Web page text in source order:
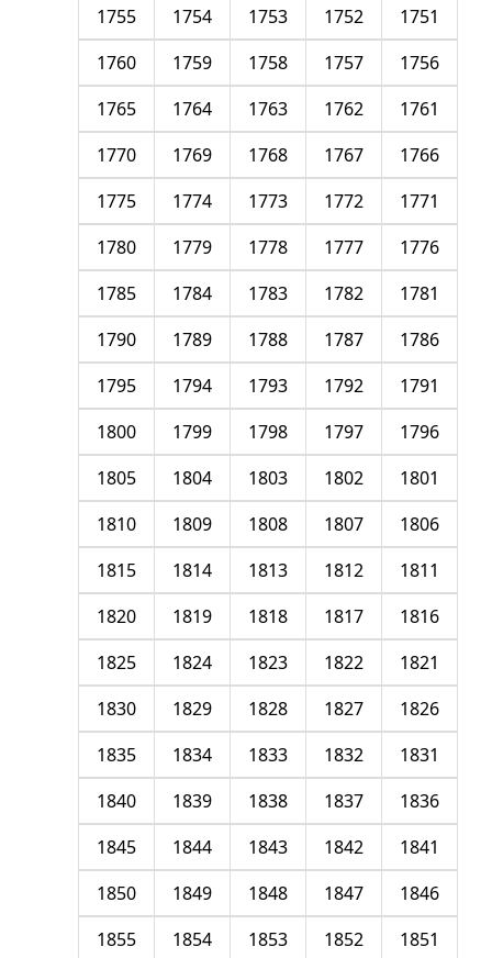
1751
1752
1753
1754
1755
1756
1757
1758
1759
1760
1761
1762
1763
1764
1765
1766
1767
1768
1769
1770
1771
1772
1773
1774
1775
1776
1777
1778
1779
1780
1781
1782
1783
1784
1785
1786
1787
1788
1789
1790
1791
1792
1793
1794
1795
1796
1797
1798
1799
1800
1801
1802
1803
1804
1805
1806
1807
1808
1809
1810
1811
1812
1813
1814
1815
1816
1817
1818
1819
1820
1821
1822
1823
1824
1825
1826
1827
1828
1829
1830
1831
1832
1833
1834
1835
1836
1837
1838
1839
1840
1841
1842
1843
1844
1845
1846
1847
1848
1849
1850
1851
1852
1853
1854
1855